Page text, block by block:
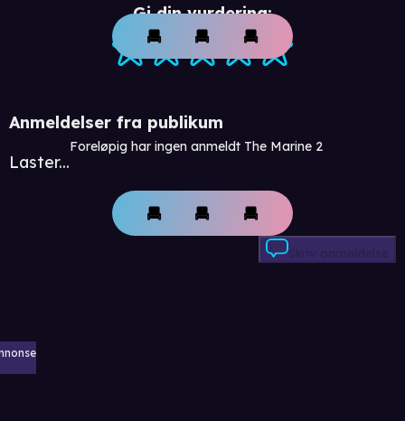
Gi din vurdering:
Anmeldelser fra publikum
Laster...
Foreløpig har ingen anmeldt The Marine 2
Skriv anmeldelse